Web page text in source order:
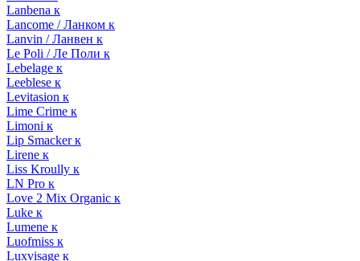
Lanbena к
Lancome / Ланком к
Lanvin / Ланвен к
Le Poli / Ле Поли к
Lebelage к
Leeblese к
Levitasion к
Lime Crime к
Limoni к
Lip Smacker к
Lirene к
Liss Kroully к
LN Pro к
Love 2 Mix Organic к
Luke к
Lumene к
Luofmiss к
Luxvisage к